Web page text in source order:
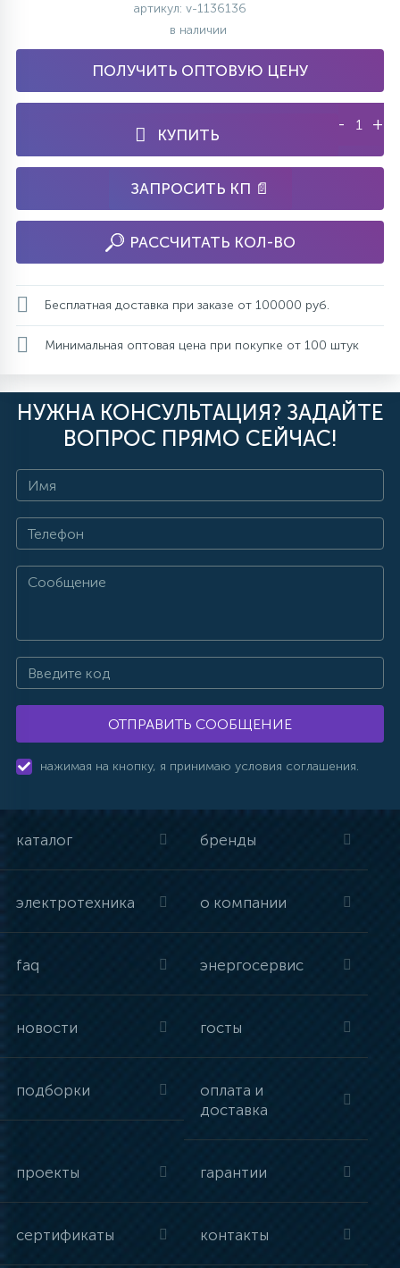
артикул: v-1136136
в наличии
ПОЛУЧИТЬ ОПТОВУЮ ЦЕНУ
КУПИТЬ
- +
ЗАПРОСИТЬ КП 📄
РАССЧИТАТЬ КОЛ-ВО
Бесплатная доставка при заказе от 100000 руб.
Минимальная оптовая цена при покупке от 100 штук
НУЖНА КОНСУЛЬТАЦИЯ? ЗАДАЙТЕ
ВОПРОС ПРЯМО СЕЙЧАС!
ОТПРАВИТЬ СООБЩЕНИЕ
нажимая на кнопку, я принимаю условия соглашения.
каталог бренды
электротехника о компании
faq энергосервис
новости госты
подборки
оплата и
доставка
проекты гарантии
сертификаты контакты